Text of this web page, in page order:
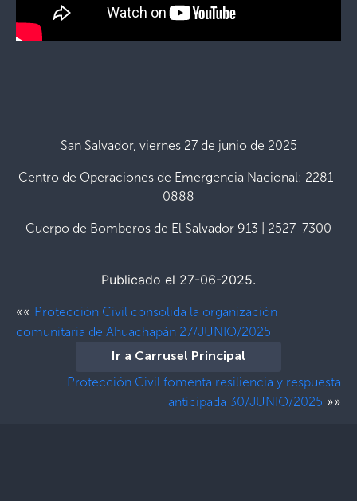
San Salvador, viernes 27 de junio de 2025
Centro de Operaciones de Emergencia Nacional: 2281-
0888
Cuerpo de Bomberos de El Salvador 913 | 2527-7300
Publicado el 27-06-2025.
«« Protección Civil consolida la organización
comunitaria de Ahuachapán 27/JUNIO/2025
Ir a Carrusel Principal
Protección Civil fomenta resiliencia y respuesta
anticipada 30/JUNIO/2025 »»